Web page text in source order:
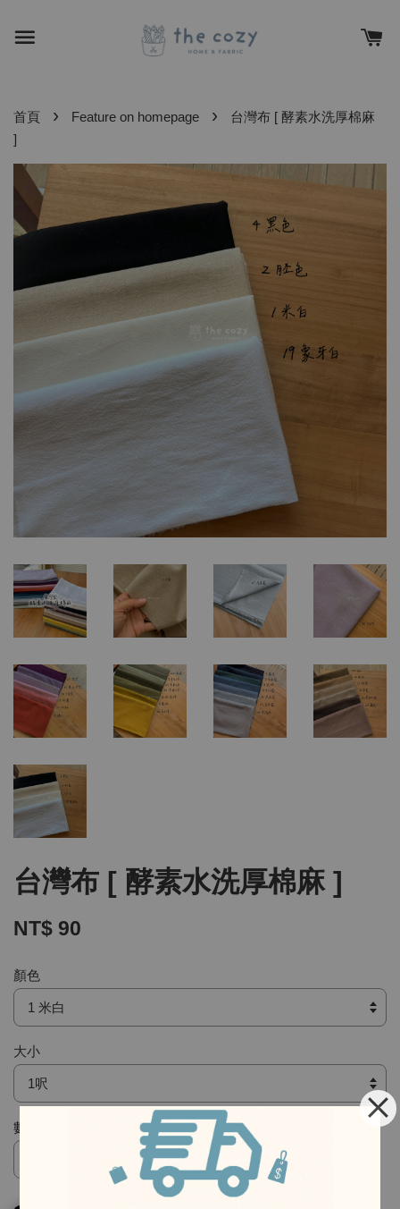
-
首頁 › Feature on homepage ›
台灣布 [ 酵素水洗厚棉麻
]
台灣布 [ 酵素水洗厚棉麻 ]
NT$ 90
顏色
大小
數量